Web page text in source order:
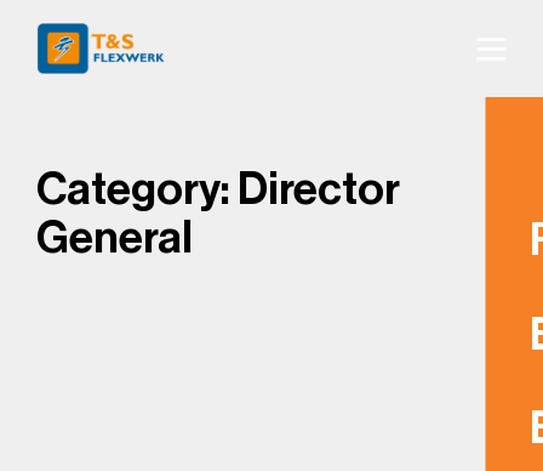
Category: Director
General